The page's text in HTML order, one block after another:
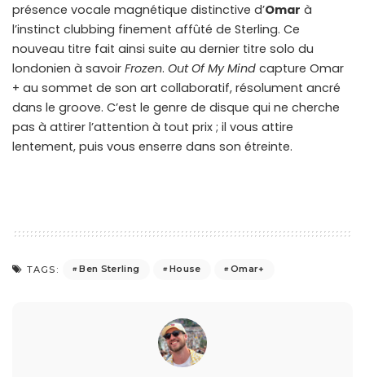
présence vocale magnétique distinctive d’Omar à
l’instinct clubbing finement affûté de Sterling. Ce
nouveau titre fait ainsi suite au dernier titre solo du
londonien à savoir Frozen. Out Of My Mind capture Omar
+ au sommet de son art collaboratif, résolument ancré
dans le groove. C’est le genre de disque qui ne cherche
pas à attirer l’attention à tout prix ; il vous attire
lentement, puis vous enserre dans son étreinte.
TAGS: Ben Sterling House Omar+